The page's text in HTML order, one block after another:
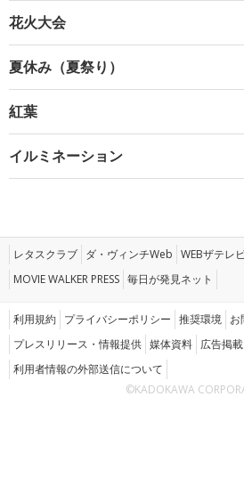
花火大会
夏休み（夏祭り）
紅葉
イルミネーション
レタスクラブ ダ・ヴィンチWeb WEBザテレ
MOVIE WALKER PRESS 毎日が発見ネット
利用規約 プライバシーポリシー 推奨環境 お
プレスリリース・情報提供 媒体資料 広告掲
利用者情報の外部送信について
©KADOKAWA